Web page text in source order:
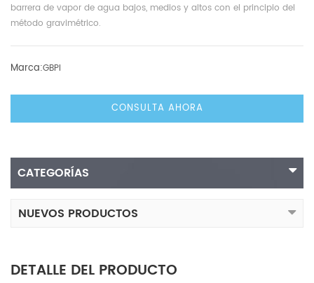
barrera de vapor de agua bajos, medios y altos con el principio del
método gravimétrico.
Marca:GBPI
CONSULTA AHORA
CATEGORÍAS
NUEVOS PRODUCTOS
DETALLE DEL PRODUCTO